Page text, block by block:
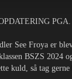
See Froya er
BSZS 2024
kuld, så tag